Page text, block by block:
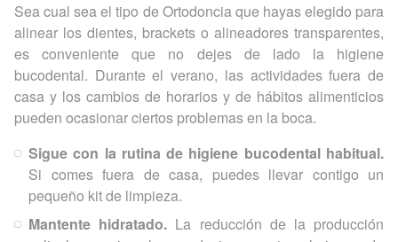
Sea cual sea el tipo de Ortodoncia que hayas elegido para
alinear los dientes, brackets o alineadores transparentes,
es conveniente que no dejes de lado la higiene
bucodental. Durante el verano, las actividades fuera de
casa y los cambios de horarios y de hábitos alimenticios
pueden ocasionar ciertos problemas en la boca.
Sigue con la rutina de higiene bucodental habitual.
Si comes fuera de casa, puedes llevar contigo un
pequeño kit de limpieza.
Mantente hidratado. La reducción de la producción